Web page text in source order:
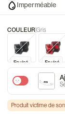
Imperméable
COULEURGris
Promo
Epuisé
Epuisé Promo
Epuisé
Epuisé
Produit victime de